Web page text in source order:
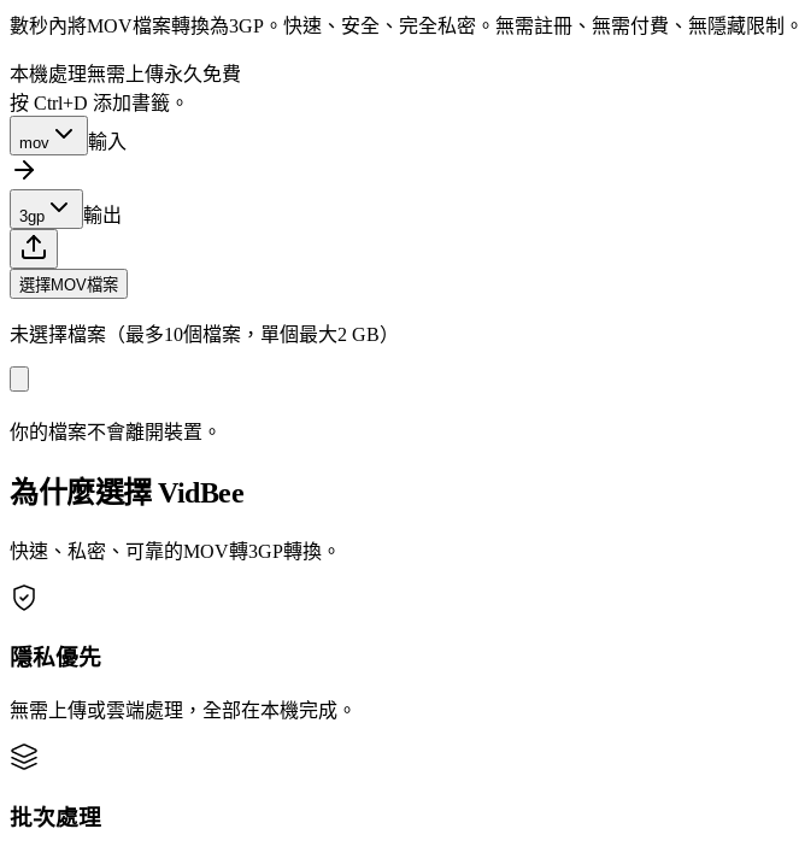
數秒內將MOV檔案轉換為3GP。快速、安全、完全私密。無需註冊、無需付費、無隱藏限制。
本機處理無需上傳永久免費
按 Ctrl+D 添加書籤。
mov 輸入
3gp 輸出
選擇MOV檔案
未選擇檔案（最多10個檔案，單個最大2 GB）
你的檔案不會離開裝置。
為什麼選擇 VidBee
快速、私密、可靠的MOV轉3GP轉換。
隱私優先
無需上傳或雲端處理，全部在本機完成。
批次處理